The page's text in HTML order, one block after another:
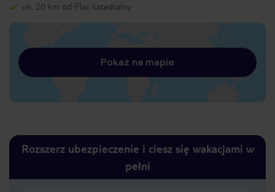
ok. 20 km od Plac katedralny
Pokaż na mapie
Rozszerz ubezpieczenie i ciesz się wakacjami w
pełni